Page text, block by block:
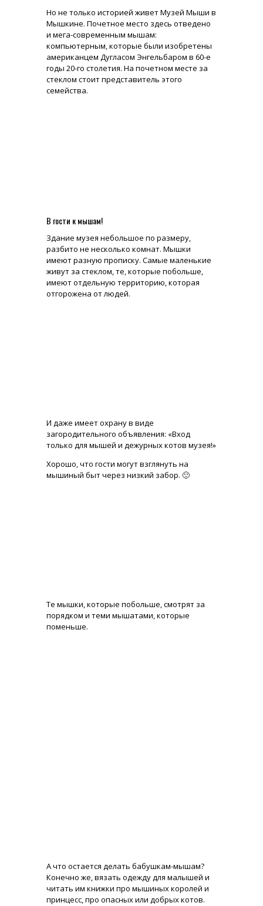
Но не только историей живет Музей Мыши в
Мышкине. Почетное место здесь отведено
и мега-современным мышам:
компьютерным, которые были изобретены
американцем Дугласом Энгельбаром в 60-е
годы 20-го столетия. На почетном месте за
стеклом стоит представитель этого
семейства.
В гости к мышам!
Здание музея небольшое по размеру,
разбито не несколько комнат. Мышки
имеют разную прописку. Самые маленькие
живут за стеклом, те, которые побольше,
имеют отдельную территорию, которая
отгорожена от людей.
И даже имеет охрану в виде
загородительного объявления: «Вход
только для мышей и дежурных котов музея!»
Хорошо, что гости могут взглянуть на
мышиный быт через низкий забор. 🙂
Те мышки, которые побольше, смотрят за
порядком и теми мышатами, которые
поменьше.
А что остается делать бабушкам-мышам?
Конечно же, вязать одежду для малышей и
читать им книжки про мышиных королей и
принцесс, про опасных или добрых котов.